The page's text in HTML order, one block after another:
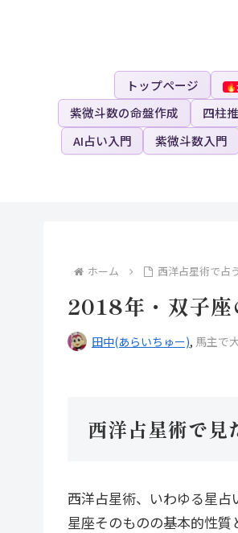
トップページ
紫微斗数の命盤作成
四柱
AI占い入門
紫微斗数入門
ホーム 西洋占星術で占
2018年・双子座
田中(あらいちゅー), 馬主で
西洋占星術で
西洋占星術、いわゆる星占
星座そのものの基本的性質